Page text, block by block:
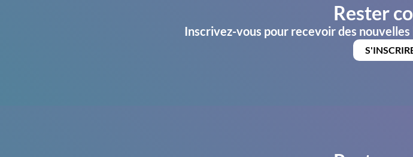
Rester
Inscrivez-vous pour recevoir des